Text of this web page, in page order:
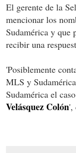
El gerente de la
mencionar los
Sudamérica y que
recibir una
'Posiblemente
MLS y
Sudamérica el
Velásquez Colón',